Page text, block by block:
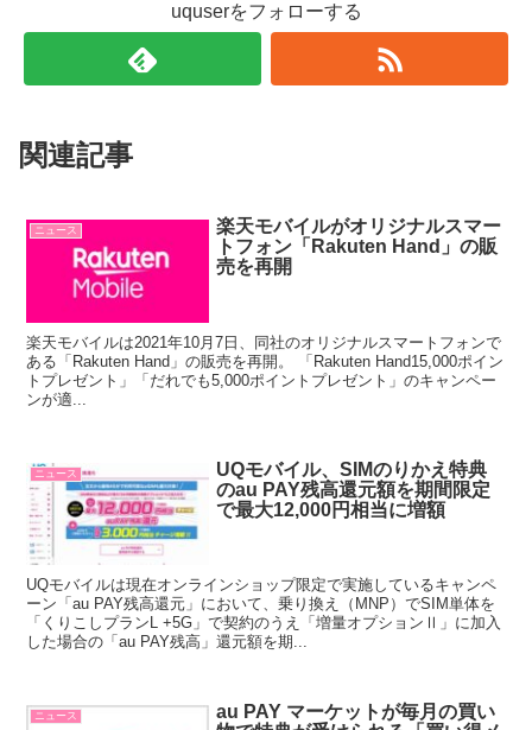
uquserをフォローする
関連記事
ニュース
楽天モバイルがオリジナルスマー
トフォン「Rakuten Hand」の販
売を再開
楽天モバイルは2021年10月7日、同社のオリジナルスマートフォンで
ある「Rakuten Hand」の販売を再開。 「Rakuten Hand15,000ポイン
トプレゼント」「だれでも5,000ポイントプレゼント」のキャンペー
ンが適...
ニュース
UQモバイル、SIMのりかえ特典
のau PAY残高還元額を期間限定
で最大12,000円相当に増額
UQモバイルは現在オンラインショップ限定で実施しているキャンペ
ーン「au PAY残高還元」において、乗り換え（MNP）でSIM単体を
「くりこしプランL +5G」で契約のうえ「増量オプションⅡ」に加入
した場合の「au PAY残高」還元額を期...
ニュース
au PAY マーケットが毎月の買い